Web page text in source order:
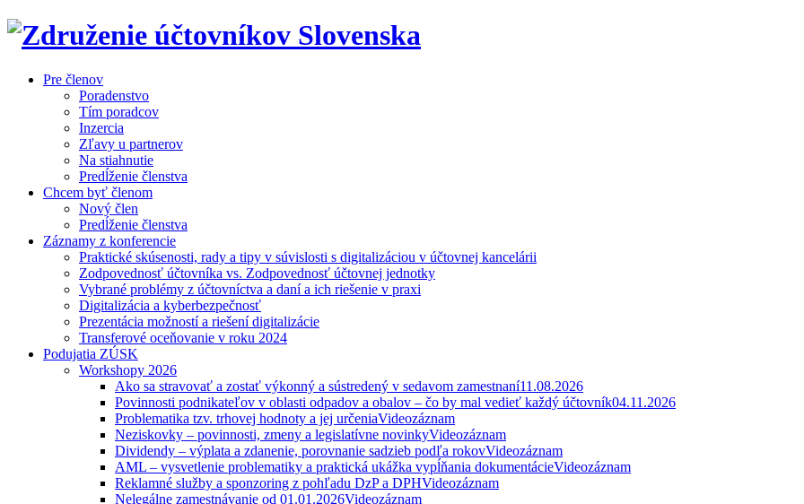
Pre členov
Poradenstvo
Tím poradcov
Inzercia
Zľavy u partnerov
Na stiahnutie
Predĺženie členstva
Chcem byť členom
Nový člen
Predĺženie členstva
Záznamy z konferencie
Praktické skúsenosti, rady a tipy v súvislosti s digitalizáciou v účtovnej kancelárii
Zodpovednosť účtovníka vs. Zodpovednosť účtovnej jednotky
Vybrané problémy z účtovníctva a daní a ich riešenie v praxi
Digitalizácia a kyberbezpečnosť
Prezentácia možností a riešení digitalizácie
Transferové oceňovanie v roku 2024
Podujatia ZÚSK
Workshopy 2026
Ako sa stravovať a zostať výkonný a sústredený v sedavom zamestnaní11.08.2026
Povinnosti podnikateľov v oblasti odpadov a obalov – čo by mal vedieť každý účtovník04.11.2026
Problematika tzv. trhovej hodnoty a jej určeniaVideozáznam
Neziskovky – povinnosti, zmeny a legislatívne novinkyVideozáznam
Dividendy – výplata a zdanenie, porovnanie sadzieb podľa rokovVideozáznam
AML – vysvetlenie problematiky a praktická ukážka vypĺňania dokumentácieVideozáznam
Reklamné služby a sponzoring z pohľadu DzP a DPHVideozáznam
Nelegálne zamestnávanie od 01.01.2026Videozáznam